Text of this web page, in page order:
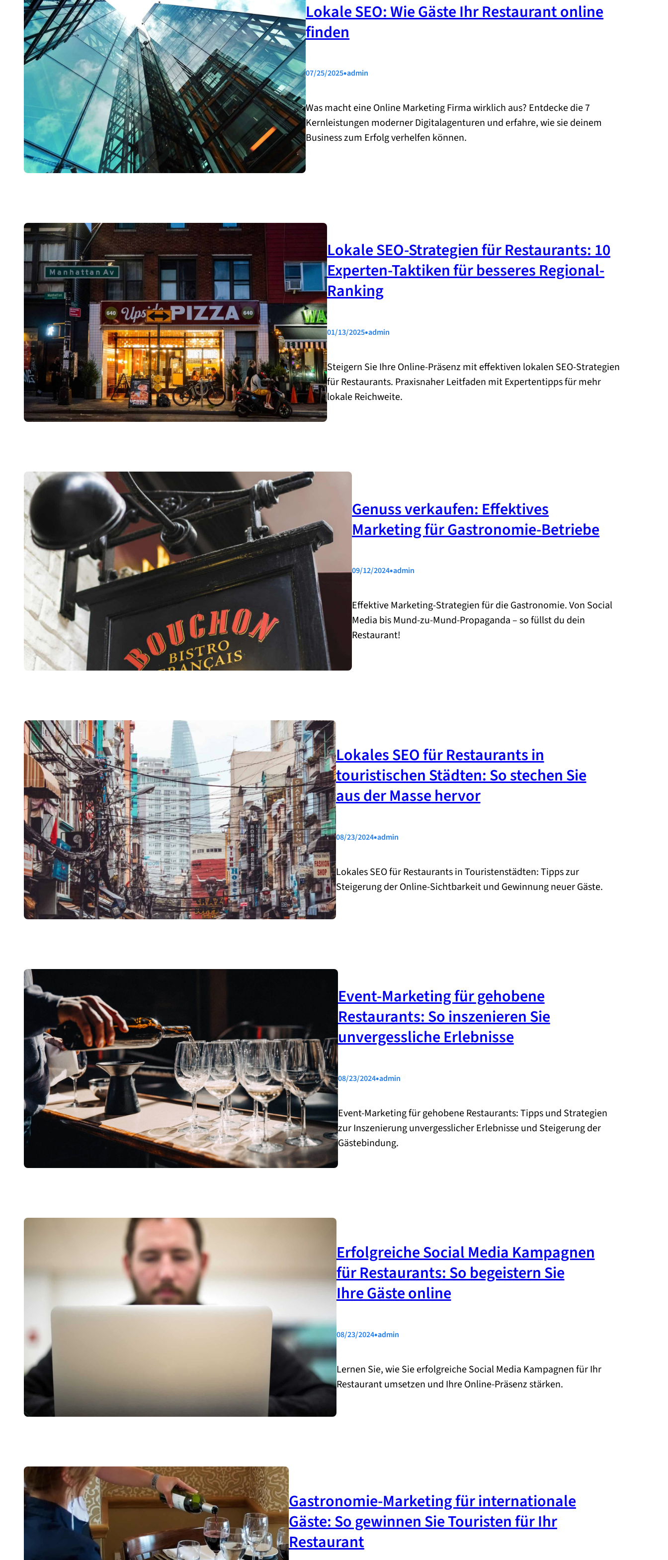
Lokale SEO: Wie Gäste Ihr Restaurant online
finden
07/25/2025•admin
Was macht eine Online Marketing Firma wirklich aus? Entdecke die 7
Kernleistungen moderner Digitalagenturen und erfahre, wie sie deinem
Business zum Erfolg verhelfen können.
Lokale SEO-Strategien für Restaurants: 10
Experten-Taktiken für besseres Regional-
Ranking
01/13/2025•admin
Steigern Sie Ihre Online-Präsenz mit effektiven lokalen SEO-Strategien
für Restaurants. Praxisnaher Leitfaden mit Expertentipps für mehr
lokale Reichweite.
Genuss verkaufen: Effektives
Marketing für Gastronomie-Betriebe
09/12/2024•admin
Effektive Marketing-Strategien für die Gastronomie. Von Social
Media bis Mund-zu-Mund-Propaganda – so füllst du dein
Restaurant!
Lokales SEO für Restaurants in
touristischen Städten: So stechen Sie
aus der Masse hervor
08/23/2024•admin
Lokales SEO für Restaurants in Touristenstädten: Tipps zur
Steigerung der Online-Sichtbarkeit und Gewinnung neuer Gäste.
Event-Marketing für gehobene
Restaurants: So inszenieren Sie
unvergessliche Erlebnisse
08/23/2024•admin
Event-Marketing für gehobene Restaurants: Tipps und Strategien
zur Inszenierung unvergesslicher Erlebnisse und Steigerung der
Gästebindung.
Erfolgreiche Social Media Kampagnen
für Restaurants: So begeistern Sie
Ihre Gäste online
08/23/2024•admin
Lernen Sie, wie Sie erfolgreiche Social Media Kampagnen für Ihr
Restaurant umsetzen und Ihre Online-Präsenz stärken.
Gastronomie-Marketing für internationale
Gäste: So gewinnen Sie Touristen für Ihr
Restaurant